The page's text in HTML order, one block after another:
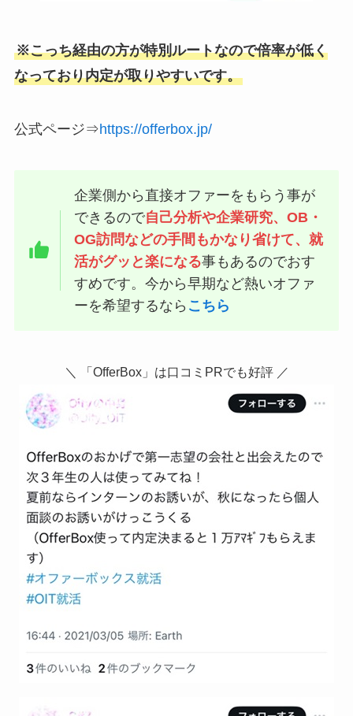
※こっち経由の方が特別ルートなので倍率が低く
なっており内定が取りやすいです。
公式ページ⇒https://offerbox.jp/
企業側から直接オファーをもらう事が
できるので自己分析や企業研究、OB・
OG訪問などの手間もかなり省けて、就
活がグッと楽になる事もあるのでおす
すめです。今から早期など熱いオファ
ーを希望するなら こちら
＼ 「OfferBox」は口コミPRでも好評 ／